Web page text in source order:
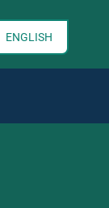
ENGLISH